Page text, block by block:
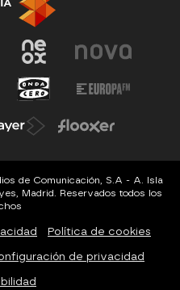
de Comunicación, S.A - A. Isla
Madrid. Reservados todos los
Política de cookies
de privacidad